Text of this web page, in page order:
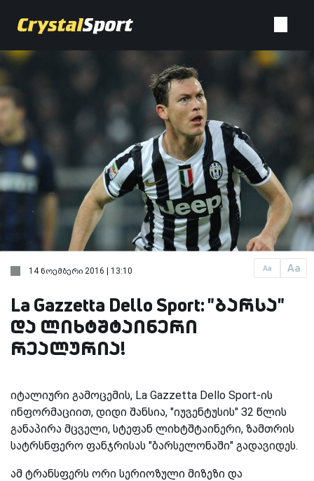
Aa Aa
14 ნოემბერი 2016 | 13:10
La Gazzetta Dello Sport: "ბარსა"
და ლიხტშტაინერი
რეალურია!
იტალიური გამოცემის, La Gazzetta Dello Sport-ის
ინფორმაციით, დიდი შანსია, "იუვენტუსის" 32 წლის
განაპირა მცველი, სტეფან ლიხტშტაინერი, ზამთრის
სატრსნფერო ფანჯრისას "ბარსელონაში" გადავიდეს.
ამ ტრანსფერს ორი სერიოზული მიზეზი და